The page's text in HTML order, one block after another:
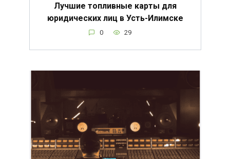
Лучшие топливные карты для
юридических лиц в Усть-Илимске
0 29